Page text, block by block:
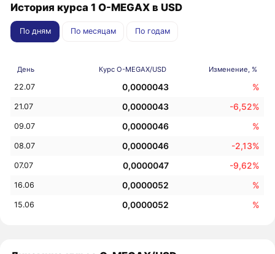
История курса 1 O-MEGAX в USD
По дням По месяцам По годам
День Курс O-MEGAX/USD Изменение, %
22.07 0,0000043 %
21.07 0,0000043 -6,52%
09.07 0,0000046 %
08.07 0,0000046 -2,13%
07.07 0,0000047 -9,62%
16.06 0,0000052 %
15.06 0,0000052 %